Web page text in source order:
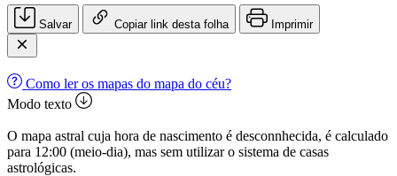
Salvar Copiar link desta folha Imprimir
Como ler os mapas do mapa do céu?
Modo texto
O mapa astral cuja hora de nascimento é desconnhecida, é calculado
para 12:00 (meio-dia), mas sem utilizar o sistema de casas
astrológicas.